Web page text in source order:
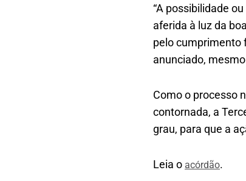
“A possibilidade
aferida à luz da
pelo cumprimento
anunciado,
Como o processo
contornada, a
grau, para que a
Leia o acórdão.